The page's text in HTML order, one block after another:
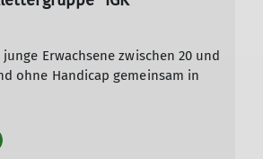
Erwachsene zwischen 20 und
ohne Handicap gemeinsam in